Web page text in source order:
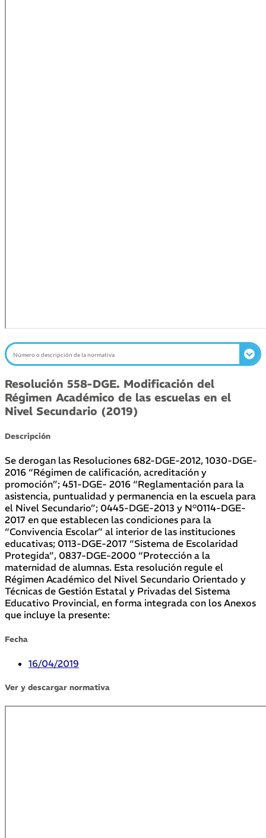
Resolución 558-DGE. Modificación del
Régimen Académico de las escuelas en el
Nivel Secundario (2019)
Descripción
Se derogan las Resoluciones 682-DGE-2012, 1030-DGE-
2016 “Régimen de calificación, acreditación y
promoción”; 451-DGE- 2016 “Reglamentación para la
asistencia, puntualidad y permanencia en la escuela para
el Nivel Secundario”; 0445-DGE-2013 y N°0114-DGE-
2017 en que establecen las condiciones para la
“Convivencia Escolar” al interior de las instituciones
educativas; 0113-DGE-2017 “Sistema de Escolaridad
Protegida”, 0837-DGE-2000 “Protección a la
maternidad de alumnas. Esta resolución regule el
Régimen Académico del Nivel Secundario Orientado y
Técnicas de Gestión Estatal y Privadas del Sistema
Educativo Provincial, en forma integrada con los Anexos
que incluye la presente:
Fecha
16/04/2019
Ver y descargar normativa